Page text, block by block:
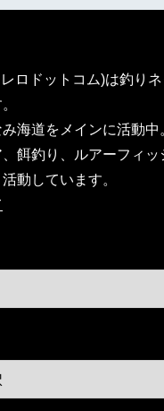
ロドットコム)は釣り
海道をメインに活動中
餌釣り、ルアーフィッ
動しています。